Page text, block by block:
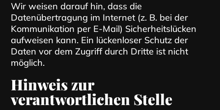
Wir weisen darauf hin, dass die
Datenübertragung im Internet (z. B. bei der
Kommunikation per E-Mail) Sicherheitslücken
aufweisen kann. Ein lückenloser Schutz der
Daten vor dem Zugriff durch Dritte ist nicht
möglich.
Hinweis zur
verantwortlichen Stelle